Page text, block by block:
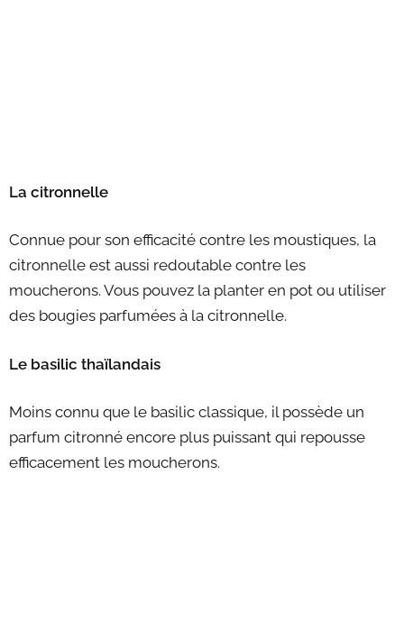
La citronnelle
Connue pour son efficacité contre les moustiques, la
citronnelle est aussi redoutable contre les
moucherons. Vous pouvez la planter en pot ou utiliser
des bougies parfumées à la citronnelle.
Le basilic thaïlandais
Moins connu que le basilic classique, il possède un
parfum citronné encore plus puissant qui repousse
efficacement les moucherons.